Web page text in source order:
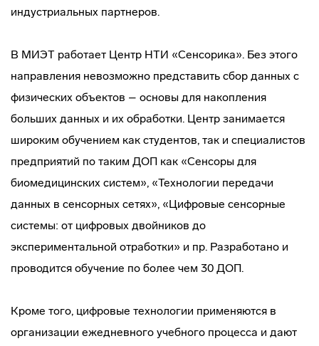
индустриальных партнеров.
В МИЭТ работает Центр НТИ «Сенсорика». Без этого
направления невозможно представить сбор данных с
физических объектов – основы для накопления
больших данных и их обработки. Центр занимается
широким обучением как студентов, так и специалистов
предприятий по таким ДОП как «Сенсоры для
биомедицинских систем», «Технологии передачи
данных в сенсорных сетях», «Цифровые сенсорные
системы: от цифровых двойников до
экспериментальной отработки» и пр. Разработано и
проводится обучение по более чем 30 ДОП.
Кроме того, цифровые технологии применяются в
организации ежедневного учебного процесса и дают